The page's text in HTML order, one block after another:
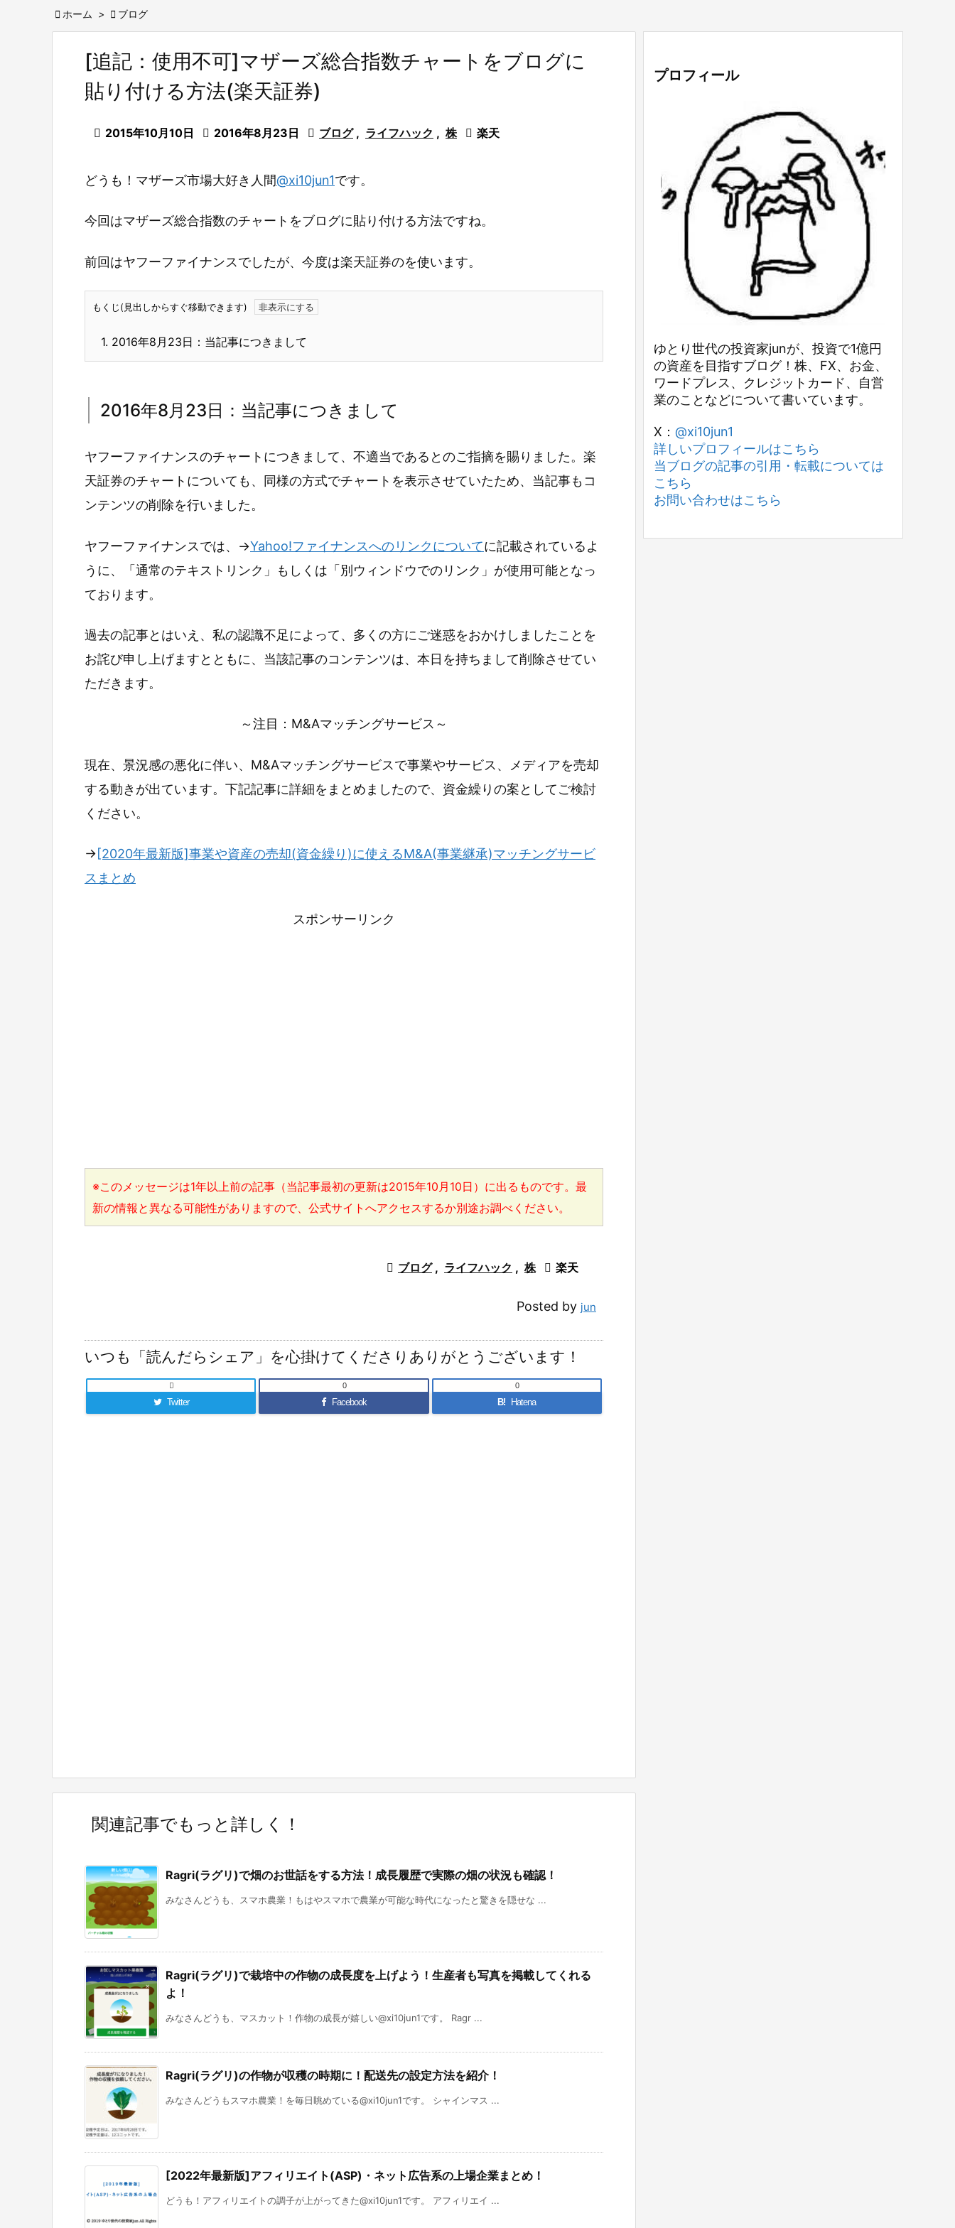
 ホーム >  ブログ
[追記：使用不可]マザーズ総合指数チャートをブログに
貼り付ける方法(楽天証券)
 2015年10月10日  2016年8月23日  ブログ , ライフハック , 株  楽天
どうも！マザーズ市場大好き人間@xi10jun1です。
今回はマザーズ総合指数のチャートをブログに貼り付ける方法ですね。
前回はヤフーファイナンスでしたが、今度は楽天証券のを使います。
もくじ(見出しからすぐ移動できます)
1. 2016年8月23日：当記事につきまして
2016年8月23日：当記事につきまして
ヤフーファイナンスのチャートにつきまして、不適当であるとのご指摘を賜りました。楽
天証券のチャートについても、同様の方式でチャートを表示させていたため、当記事もコ
ンテンツの削除を行いました。
ヤフーファイナンスでは、→Yahoo!ファイナンスへのリンクについてに記載されているよ
うに、「通常のテキストリンク」もしくは「別ウィンドウでのリンク」が使用可能となっ
ております。
過去の記事とはいえ、私の認識不足によって、多くの方にご迷惑をおかけしましたことを
お詫び申し上げますとともに、当該記事のコンテンツは、本日を持ちまして削除させてい
ただきます。
～注目：M&Aマッチングサービス～
現在、景況感の悪化に伴い、M&Aマッチングサービスで事業やサービス、メディアを売却
する動きが出ています。下記記事に詳細をまとめましたので、資金繰りの案としてご検討
ください。
→[2020年最新版]事業や資産の売却(資金繰り)に使えるM&A(事業継承)マッチングサービ
スまとめ
スポンサーリンク
※このメッセージは1年以上前の記事（当記事最初の更新は2015年10月10日）に出るものです。最
新の情報と異なる可能性がありますので、公式サイトへアクセスするか別途お調べください。
 ブログ , ライフハック , 株  楽天
Posted by jun
いつも「読んだらシェア」を心掛けてくださりありがとうございます！
Twitter

Facebook
0
B! Hatena
0
関連記事でもっと詳しく！
Ragri(ラグリ)で畑のお世話をする方法！成長履歴で実際の畑の状況も確認！
みなさんどうも、スマホ農業！もはやスマホで農業が可能な時代になったと驚きを隠せな ...
Ragri(ラグリ)で栽培中の作物の成長度を上げよう！生産者も写真を掲載してくれる
よ！
みなさんどうも、マスカット！作物の成長が嬉しい@xi10jun1です。 Ragr ...
Ragri(ラグリ)の作物が収穫の時期に！配送先の設定方法を紹介！
みなさんどうもスマホ農業！を毎日眺めている@xi10jun1です。 シャインマス ...
[2022年最新版]アフィリエイト(ASP)・ネット広告系の上場企業まとめ！
どうも！アフィリエイトの調子が上がってきた@xi10jun1です。 アフィリエイ ...
プロフィール
ゆとり世代の投資家junが、投資で1億円
の資産を目指すブログ！株、FX、お金、
ワードプレス、クレジットカード、自営
業のことなどについて書いています。
X： @xi10jun1
詳しいプロフィールはこちら
当ブログの記事の引用・転載については
こちら
お問い合わせはこちら